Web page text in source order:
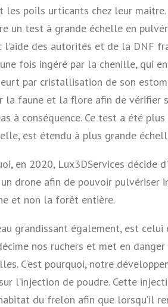
les poils urticants chez leur
un test à grande échelle en
l’aide des autorités et de la DNF
fois ingéré par la chenille, qui
par cristallisation de son
la faune et la flore afin de vérifier
à conséquence. Ce test a été
est étendu à plus grande
en 2020, Lux3DServices décide
drone afin de pouvoir pulvériser
et non la forêt entière.
grandissant également, est
nos ruchers et met en
C’est pourquoi, notre
l’injection de poudre. Cette
du frelon afin que lorsqu’il